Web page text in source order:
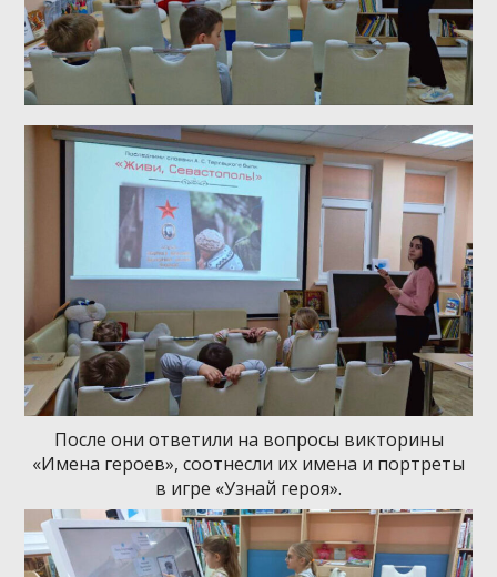
После они ответили на вопросы викторины
«Имена героев», соотнесли их имена и портреты
в игре «Узнай героя».